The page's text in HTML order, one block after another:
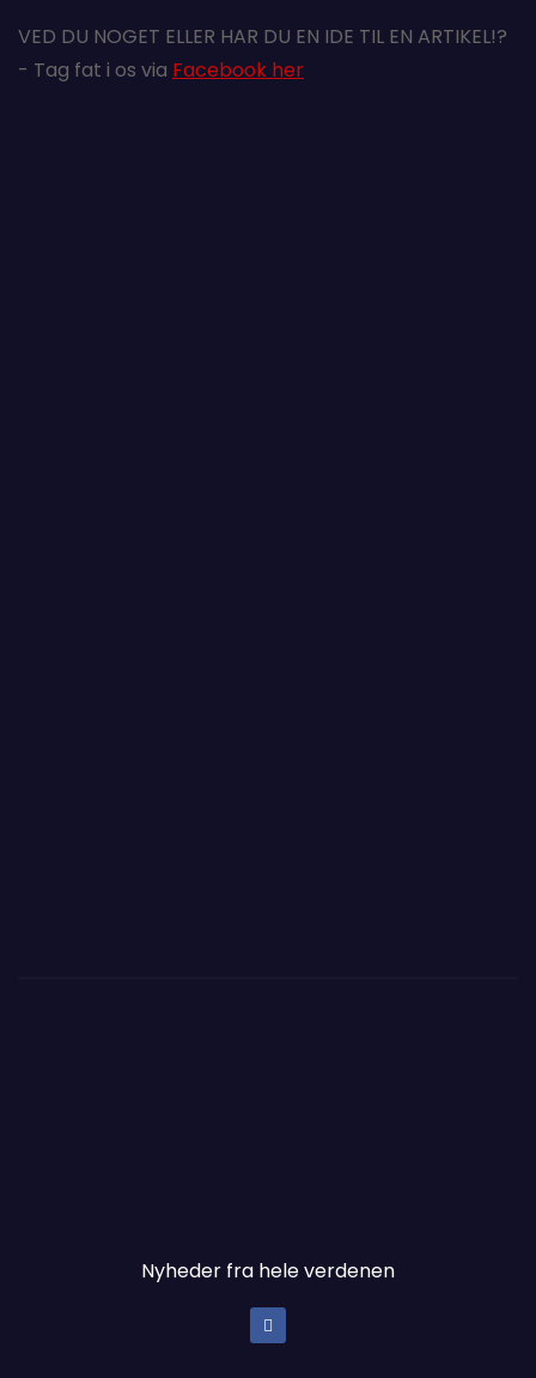
VED DU NOGET ELLER HAR DU EN IDE TIL EN ARTIKEL!?
- Tag fat i os via Facebook her
Nyheder fra hele verdenen